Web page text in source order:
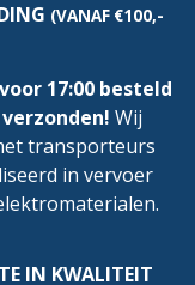
(VANAF €100,-
17:00 besteld
Wij
transporteurs
in vervoer
IN KWALITEIT